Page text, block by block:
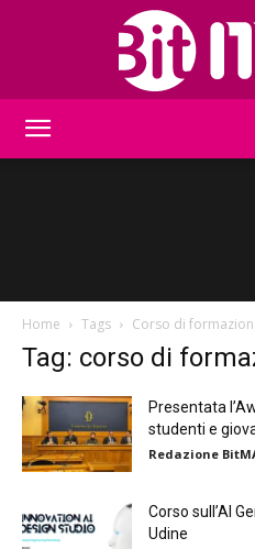
Home Tags Corso di
Tag: corso di
Presentata
studenti e
Redazione
Corso sull’AI
Udine